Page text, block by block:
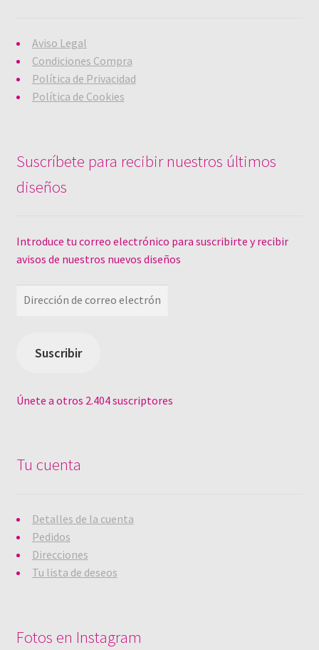
Aviso Legal
Condiciones Compra
Política de Privacidad
Política de Cookies
Suscríbete para recibir nuestros últimos
diseños
Introduce tu correo electrónico para suscribirte y recibir
avisos de nuestros nuevos diseños
Dirección
electrónico
Suscribir
Únete a otros 2.404 suscriptores
Tu cuenta
Detalles de la cuenta
Pedidos
Direcciones
Tu lista de deseos
Fotos en Instagram